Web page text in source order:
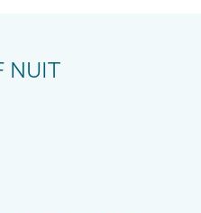
NUIT